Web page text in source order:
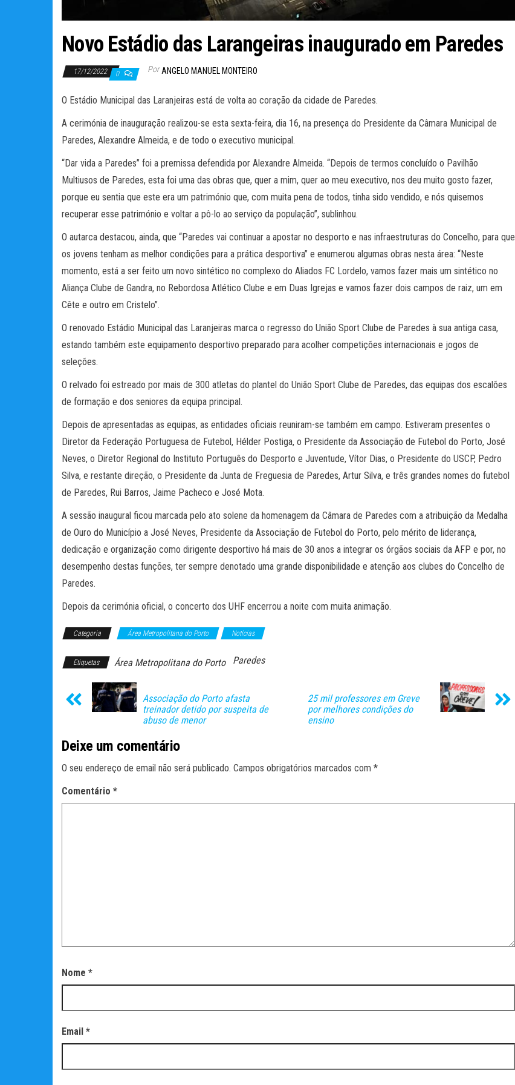
Novo Estádio das Larangeiras inaugurado em Paredes
17/12/2022 0 Por ANGELO MANUEL MONTEIRO
O Estádio Municipal das Laranjeiras está de volta ao coração da cidade de Paredes.
A cerimónia de inauguração realizou-se esta sexta-feira, dia 16, na presença do Presidente da Câmara Municipal de
Paredes, Alexandre Almeida, e de todo o executivo municipal.
“Dar vida a Paredes” foi a premissa defendida por Alexandre Almeida. “Depois de termos concluído o Pavilhão
Multiusos de Paredes, esta foi uma das obras que, quer a mim, quer ao meu executivo, nos deu muito gosto fazer,
porque eu sentia que este era um património que, com muita pena de todos, tinha sido vendido, e nós quisemos
recuperar esse património e voltar a pô-lo ao serviço da população”, sublinhou.
O autarca destacou, ainda, que “Paredes vai continuar a apostar no desporto e nas infraestruturas do Concelho, para que
os jovens tenham as melhor condições para a prática desportiva” e enumerou algumas obras nesta área: “Neste
momento, está a ser feito um novo sintético no complexo do Aliados FC Lordelo, vamos fazer mais um sintético no
Aliança Clube de Gandra, no Rebordosa Atlético Clube e em Duas Igrejas e vamos fazer dois campos de raiz, um em
Cête e outro em Cristelo”.
O renovado Estádio Municipal das Laranjeiras marca o regresso do União Sport Clube de Paredes à sua antiga casa,
estando também este equipamento desportivo preparado para acolher competições internacionais e jogos de
seleções.
O relvado foi estreado por mais de 300 atletas do plantel do União Sport Clube de Paredes, das equipas dos escalões
de formação e dos seniores da equipa principal.
Depois de apresentadas as equipas, as entidades oficiais reuniram-se também em campo. Estiveram presentes o
Diretor da Federação Portuguesa de Futebol, Hélder Postiga, o Presidente da Associação de Futebol do Porto, José
Neves, o Diretor Regional do Instituto Português do Desporto e Juventude, Vítor Dias, o Presidente do USCP, Pedro
Silva, e restante direção, o Presidente da Junta de Freguesia de Paredes, Artur Silva, e três grandes nomes do futebol
de Paredes, Rui Barros, Jaime Pacheco e José Mota.
A sessão inaugural ficou marcada pelo ato solene da homenagem da Câmara de Paredes com a atribuição da Medalha
de Ouro do Município a José Neves, Presidente da Associação de Futebol do Porto, pelo mérito de liderança,
dedicação e organização como dirigente desportivo há mais de 30 anos a integrar os órgãos sociais da AFP e por, no
desempenho destas funções, ter sempre denotado uma grande disponibilidade e atenção aos clubes do Concelho de
Paredes.
Depois da cerimónia oficial, o concerto dos UHF encerrou a noite com muita animação.
Categoria Área Metropolitana do Porto Notícias
Etiquetas Área Metropolitana do Porto Paredes
Associação do Porto afasta
treinador detido por suspeita de
abuso de menor
25 mil professores em Greve
por melhores condições do
ensino
Deixe um comentário
O seu endereço de email não será publicado. Campos obrigatórios marcados com *
Comentário *
Nome *
Email *